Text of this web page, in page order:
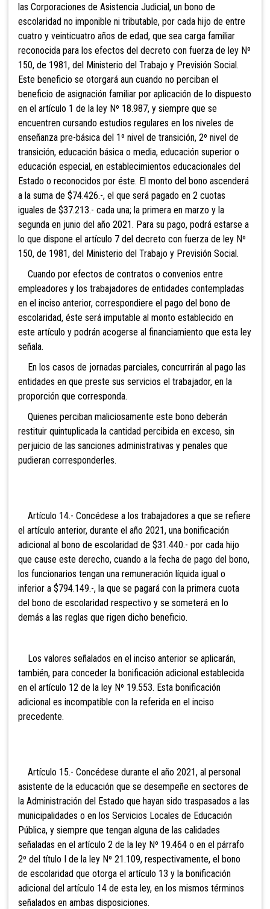
las Corporaciones de Asistencia Judicial, un bono de
escolaridad no imponible ni tributable, por cada hijo de entre
cuatro y veinticuatro años de edad, que sea carga familiar
reconocida para los efectos del decreto con fuerza de ley Nº
150, de 1981, del Ministerio del Trabajo y Previsión Social.
Este beneficio se otorgará aun cuando no perciban el
beneficio de asignación familiar por aplicación de lo dispuesto
en el artículo 1 de la ley Nº 18.987, y siempre que se
encuentren cursando estudios regulares en los niveles de
enseñanza pre-básica del 1º nivel de transición, 2º nivel de
transición, educación básica o media, educación superior o
educación especial, en establecimientos educacionales del
Estado o reconocidos por éste. El monto del bono ascenderá
a la suma de $74.426.-, el que será pagado en 2 cuotas
iguales de $37.213.- cada una; la primera en marzo y la
segunda en junio del año 2021. Para su pago, podrá estarse a
lo que dispone el artículo 7 del decreto con fuerza de ley Nº
150, de 1981, del Ministerio del Trabajo y Previsión Social.
Cuando por efectos de contratos o convenios entre
empleadores y los trabajadores de entidades contempladas
en el inciso anterior, correspondiere el pago del bono de
escolaridad, éste será imputable al monto establecido en
este artículo y podrán acogerse al financiamiento que esta ley
señala.
En los casos de jornadas parciales, concurrirán al pago las
entidades en que preste sus servicios el trabajador, en la
proporción que corresponda.
Quienes perciban maliciosamente este bono deberán
restituir quintuplicada la cantidad percibida en exceso, sin
perjuicio de las sanciones administrativas y penales que
pudieran corresponderles.
Artículo 14.- Concédese a los trabajadores a que se refiere
el artículo anterior, durante el año 2021, una bonificación
adicional al bono de escolaridad de $31.440.- por cada hijo
que cause este derecho, cuando a la fecha de pago del bono,
los funcionarios tengan una remuneración líquida igual o
inferior a $794.149.-, la que se pagará con la primera cuota
del bono de escolaridad respectivo y se someterá en lo
demás a las reglas que rigen dicho beneficio.
Los valores señalados en el inciso anterior se aplicarán,
también, para conceder la bonificación adicional establecida
en el artículo 12 de la ley Nº 19.553. Esta bonificación
adicional es incompatible con la referida en el inciso
precedente.
Artículo 15.- Concédese durante el año 2021, al personal
asistente de la educación que se desempeñe en sectores de
la Administración del Estado que hayan sido traspasados a las
municipalidades o en los Servicios Locales de Educación
Pública, y siempre que tengan alguna de las calidades
señaladas en el artículo 2 de la ley Nº 19.464 o en el párrafo
2º del título I de la ley Nº 21.109, respectivamente, el bono
de escolaridad que otorga el artículo 13 y la bonificación
adicional del artículo 14 de esta ley, en los mismos términos
señalados en ambas disposiciones.